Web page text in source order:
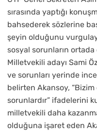
sırasında yaptığı
bahsederek sözlerine
şeyin olduğunu
sosyal sorunların ortada
Milletvekili adayı Sami
ve sorunları yerinde
belirten Akansoy,
sorunlardır” ifadelerini
milletvekili daha
olduğuna işaret eden